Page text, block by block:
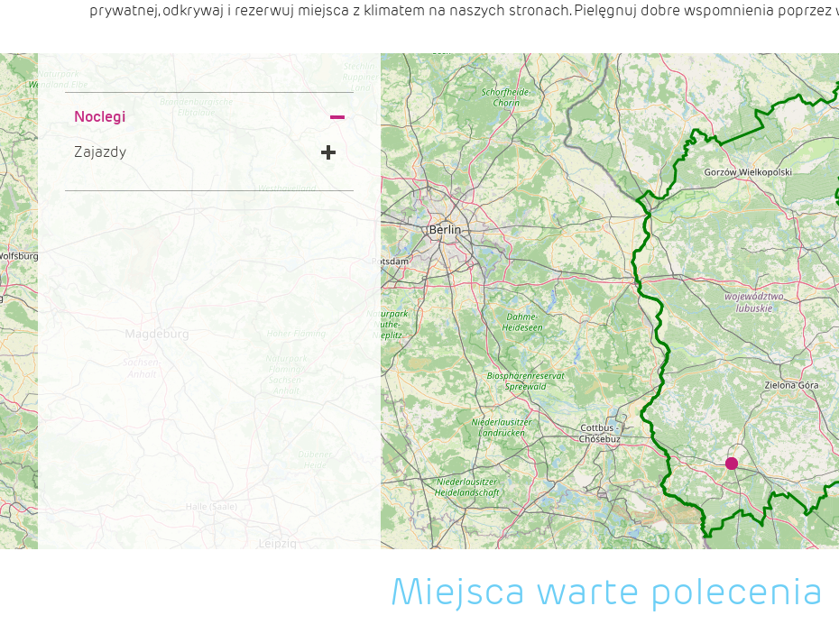
prywatnej, odkrywaj i rezerwuj miejsca z klimatem na naszych stronach. Pielęgnuj dobre wspomnienia
Noclegi
Zajazdy
Miejsca warte polecenia